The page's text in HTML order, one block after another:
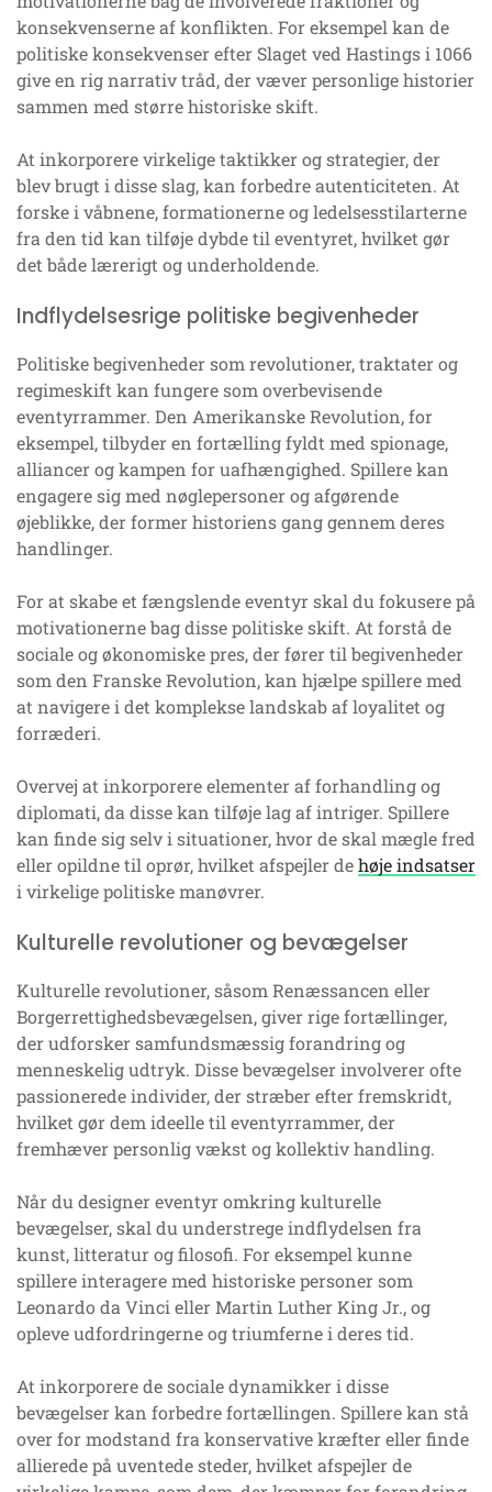
konsekvenserne af konflikten. For eksempel kan de
politiske konsekvenser efter Slaget ved Hastings i 1066
give en rig narrativ tråd, der væver personlige historier
sammen med større historiske skift.
At inkorporere virkelige taktikker og strategier, der
blev brugt i disse slag, kan forbedre autenticiteten. At
forske i våbnene, formationerne og ledelsesstilarterne
fra den tid kan tilføje dybde til eventyret, hvilket gør
det både lærerigt og underholdende.
Indflydelsesrige politiske begivenheder
Politiske begivenheder som revolutioner, traktater og
regimeskift kan fungere som overbevisende
eventyrrammer. Den Amerikanske Revolution, for
eksempel, tilbyder en fortælling fyldt med spionage,
alliancer og kampen for uafhængighed. Spillere kan
engagere sig med nøglepersoner og afgørende
øjeblikke, der former historiens gang gennem deres
handlinger.
For at skabe et fængslende eventyr skal du fokusere på
motivationerne bag disse politiske skift. At forstå de
sociale og økonomiske pres, der fører til begivenheder
som den Franske Revolution, kan hjælpe spillere med
at navigere i det komplekse landskab af loyalitet og
forræderi.
Overvej at inkorporere elementer af forhandling og
diplomati, da disse kan tilføje lag af intriger. Spillere
kan finde sig selv i situationer, hvor de skal mægle fred
eller opildne til oprør, hvilket afspejler dehøje indsatser
i virkelige politiske manøvrer.
Kulturelle revolutioner og bevægelser
Kulturelle revolutioner, såsom Renæssancen eller
Borgerrettighedsbevægelsen, giver rige fortællinger,
der udforsker samfundsmæssig forandring og
menneskelig udtryk. Disse bevægelser involverer ofte
passionerede individer, der stræber efter fremskridt,
hvilket gør dem ideelle til eventyrrammer, der
fremhæver personlig vækst og kollektiv handling.
Når du designer eventyr omkring kulturelle
bevægelser, skal du understrege indflydelsen fra
kunst, litteratur og filosofi. For eksempel kunne
spillere interagere med historiske personer som
Leonardo da Vinci eller Martin Luther King Jr., og
opleve udfordringerne og triumferne i deres tid.
At inkorporere de sociale dynamikker i disse
bevægelser kan forbedre fortællingen. Spillere kan stå
over for modstand fra konservative kræfter eller finde
allierede på uventede steder, hvilket afspejler de